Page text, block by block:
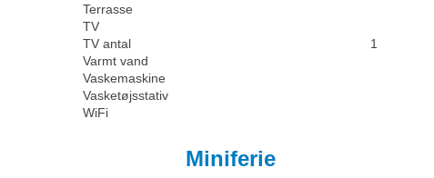
Terrasse
TV
TV antal
1
Varmt vand
Vaskemaskine
Vasketøjsstativ
WiFi
Miniferie